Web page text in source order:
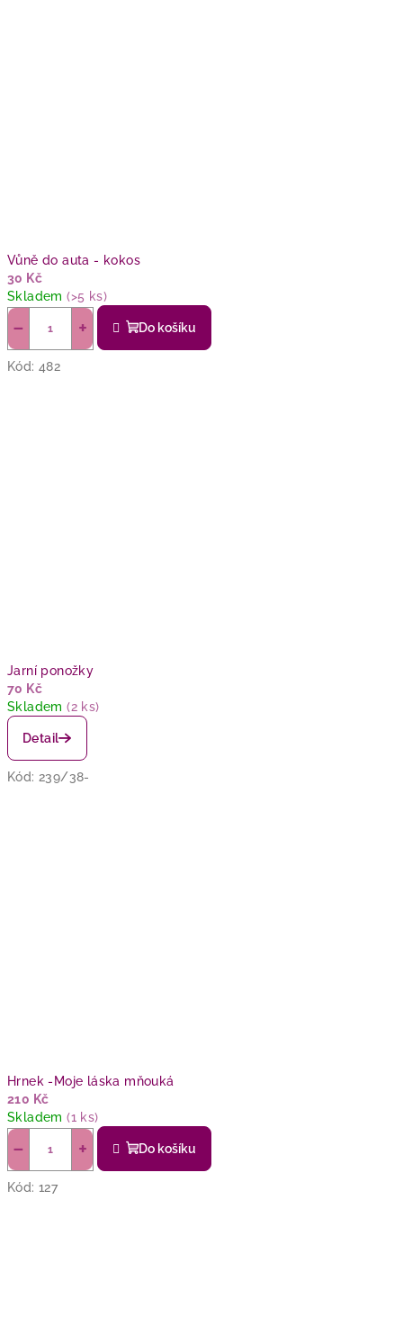
Vůně do auta - kokos
30 Kč
Skladem(>5 ks)
+
− Do košíku
Kód: 482
Jarní ponožky
70 Kč
Skladem(2 ks)
Detail
Kód: 239/38-
Hrnek -Moje láska mňouká
210 Kč
Skladem(1 ks)
+
− Do košíku
Kód: 127